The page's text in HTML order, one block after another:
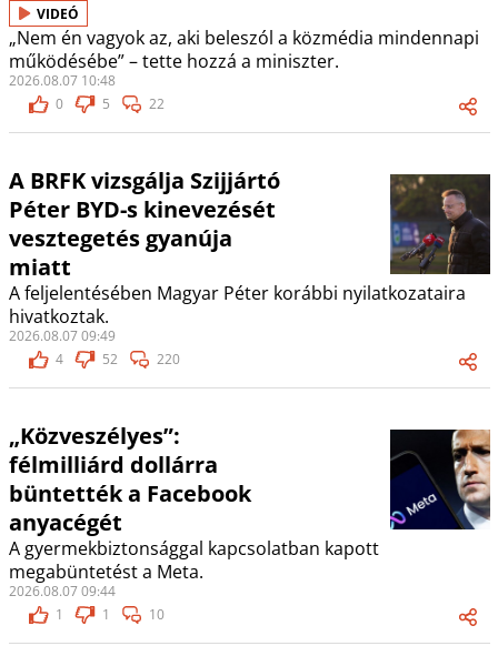
VIDEÓ
„Nem én vagyok az, aki beleszól a közmédia mindennapi
működésébe” – tette hozzá a miniszter.
2026.08.07 10:48
0
5 22
A BRFK vizsgálja Szijjártó
Péter BYD-s kinevezését
vesztegetés gyanúja
miatt
A feljelentésében Magyar Péter korábbi nyilatkozataira
hivatkoztak.
2026.08.07 09:49
4
52 220
„Közveszélyes”:
félmilliárd dollárra
büntették a Facebook
anyacégét
A gyermekbiztonsággal kapcsolatban kapott
megabüntetést a Meta.
2026.08.07 09:44
1
1 10